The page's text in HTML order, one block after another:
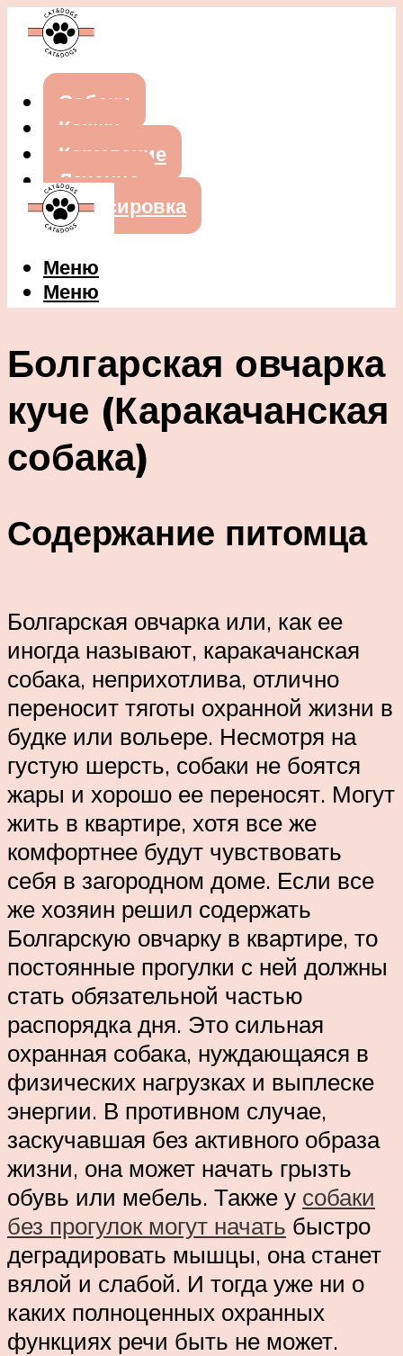
Собаки
Кошки
Кормление
Лечение
Дрессировка
Меню
Меню
Болгарская овчарка
куче (Каракачанская
собака)
Содержание питомца
Болгарская овчарка или, как ее
иногда называют, каракачанская
собака, неприхотлива, отлично
переносит тяготы охранной жизни в
будке или вольере. Несмотря на
густую шерсть, собаки не боятся
жары и хорошо ее переносят. Могут
жить в квартире, хотя все же
комфортнее будут чувствовать
себя в загородном доме. Если все
же хозяин решил содержать
Болгарскую овчарку в квартире, то
постоянные прогулки с ней должны
стать обязательной частью
распорядка дня. Это сильная
охранная собака, нуждающаяся в
физических нагрузках и выплеске
энергии. В противном случае,
заскучавшая без активного образа
жизни, она может начать грызть
обувь или мебель. Также у собаки
без прогулок могут начать быстро
деградировать мышцы, она станет
вялой и слабой. И тогда уже ни о
каких полноценных охранных
функциях речи быть не может.